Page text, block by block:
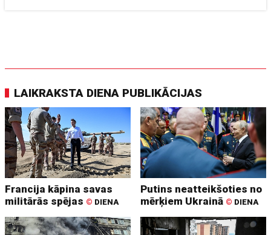
LAIKRAKSTA DIENA PUBLIKĀCIJAS
Francija kāpina savas
militārās spējas © DIENA
Putins neatteikšoties no
mērķiem Ukrainā © DIENA